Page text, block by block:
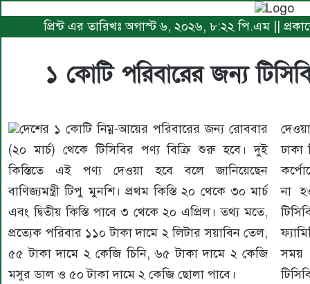
প্রিন্ট এর তারিখঃ অগাস্ট ৬, ২০২৬, ৮:২২ পি.এম ||
১ কোটি পরিবারের জন্য
দেশের ১ কোটি নিম্ন-আয়ের পরিবারের জন্য রোববার
(২০ মার্চ) থেকে টিসিবির পণ্য বিক্রি শুরু হবে। দুই
কিস্তিতে এই পণ্য দেওয়া হবে বলে জানিয়েছেন
বাণিজ্যমন্ত্রী টিপু মুনশি। প্রথম কিস্তি ২০ থেকে ৩০ মার্চ
এবং দ্বিতীয় কিস্তি পাবে ৩ থেকে ২০ এপ্রিল। তথ্য মতে,
প্রত্যেক পরিবার ১১০ টাকা দামে ২ লিটার সয়াবিন তেল,
৫৫ টাকা দামে ২ কেজি চিনি, ৬৫ টাকা দামে ২ কেজি
মসুর ডাল ও ৫০ টাকা দামে ২ কেজি ছোলা পাবে।
ঢাকা
না
সময়